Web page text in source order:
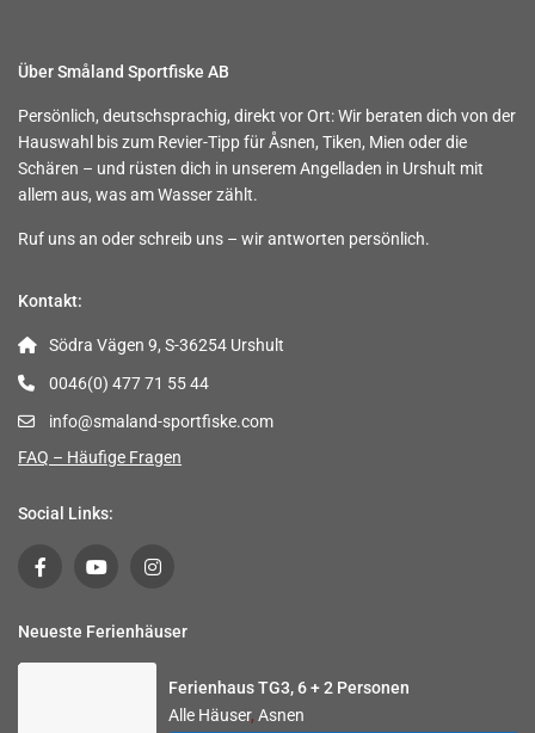
Über Småland Sportfiske AB
Persönlich, deutschsprachig, direkt vor Ort: Wir beraten dich von der
Hauswahl bis zum Revier-Tipp für Åsnen, Tiken, Mien oder die
Schären – und rüsten dich in unserem Angelladen in Urshult mit
allem aus, was am Wasser zählt.
Ruf uns an oder schreib uns – wir antworten persönlich.
Kontakt:
Södra Vägen 9, S-36254 Urshult
0046(0) 477 71 55 44
info@smaland-sportfiske.com
FAQ – Häufige Fragen
Social Links:
Neueste Ferienhäuser
Ferienhaus TG3, 6 + 2 Personen
Alle Häuser, Asnen